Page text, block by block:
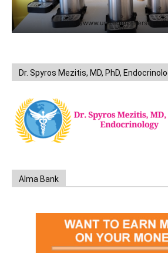
https://
Dr. Spyros Mezitis, MD, PhD,
Alma Bank